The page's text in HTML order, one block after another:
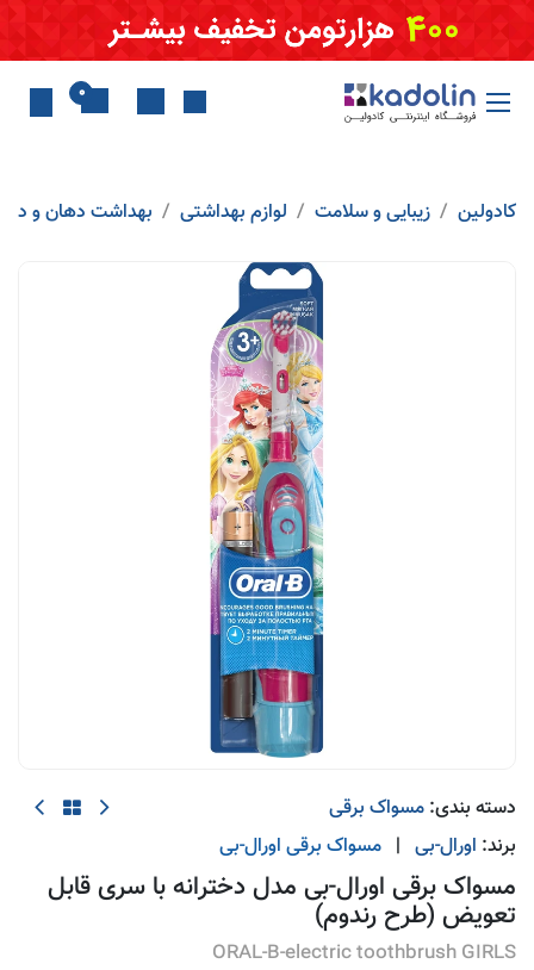
Skip to Content
0
کادولین زیبایی و سلامت لوازم بهداشتی بهداشت دهان و
دسته بندی: مسواک برقی
برند: اورال-بی | مسواک برقی اورال-بی
مسواک برقی اورال-بی مدل دخترانه با سری قابل
تعویض (طرح رندوم)
ORAL-B-electric toothbrush GIRLS